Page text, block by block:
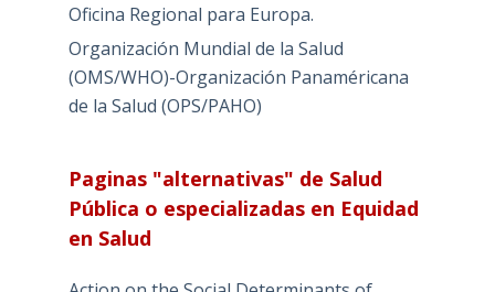
Oficina Regional para Europa.
Organización Mundial de la Salud
(OMS/WHO)-Organización Panaméricana
de la Salud (OPS/PAHO)
Paginas "alternativas" de Salud
Pública o especializadas en Equidad
en Salud